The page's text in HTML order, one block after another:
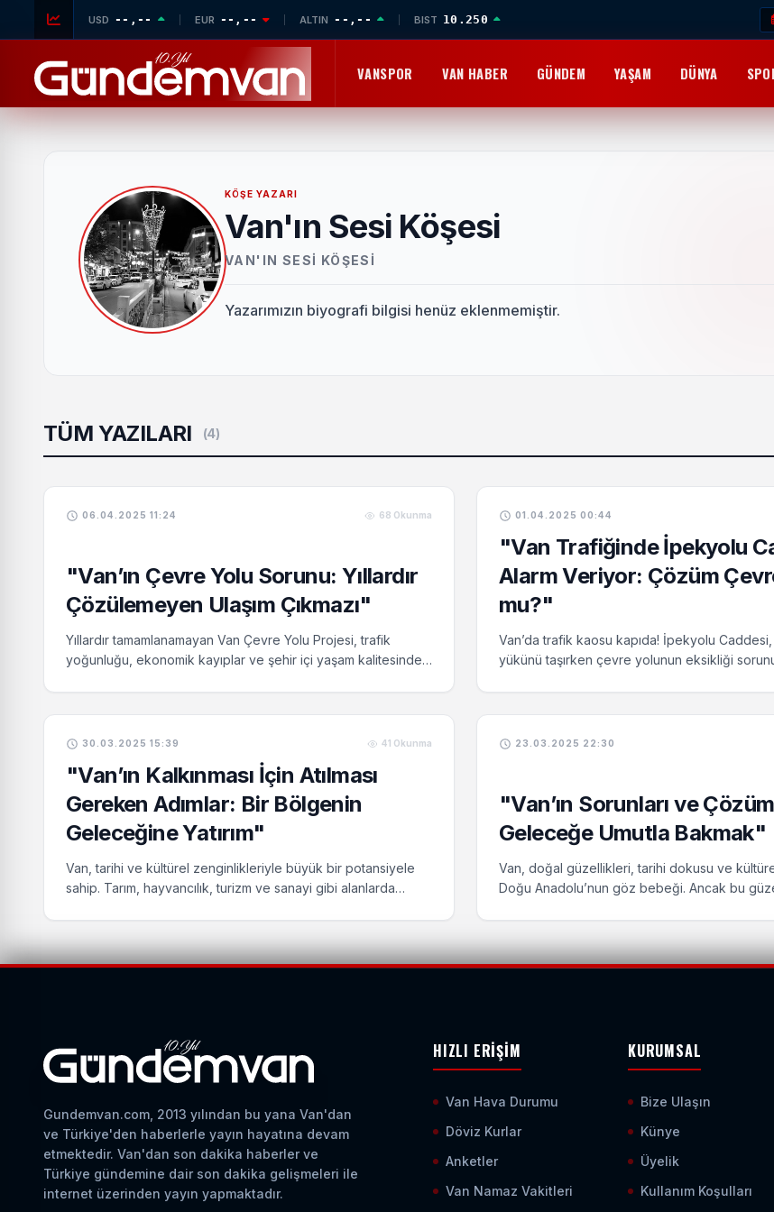
USD --,-- EUR --,-- ALTIN --,-- BIST 10.250
VANSPOR VAN HABER GÜNDEM YAŞAM DÜNYA
KÖŞE YAZARI
Van'ın Sesi Köşesi
VAN'IN SESI KÖŞESI
Yazarımızın biyografi bilgisi henüz eklenmemiştir.
TÜM YAZILARI (4)
06.04.2025 11:24 68 Okunma
"Van’ın Çevre Yolu Sorunu: Yıllardır
Çözülemeyen Ulaşım Çıkmazı"
Yıllardır tamamlanamayan Van Çevre Yolu Projesi, trafik
yoğunluğu, ekonomik kayıplar ve şehir içi yaşam kalitesinde
01.04.2025 00:44
"Van Trafiğinde İpekyolu
Alarm Veriyor: Çözüm
mu?"
Van’da trafik kaosu kapıda! İpekyolu
yükünü taşırken çevre yolunun eksikliği
30.03.2025 15:39 41 Okunma
"Van’ın Kalkınması İçin Atılması
Gereken Adımlar: Bir Bölgenin
Geleceğine Yatırım"
Van, tarihi ve kültürel zenginlikleriyle büyük bir potansiyele
sahip. Tarım, hayvancılık, turizm ve sanayi gibi alanlarda
turizmin güçlendirilmesiyle, Van hem ekonomik hem de sosyal
anlamda gelişebilir.
23.03.2025 22:30
"Van’ın Sorunları ve
Geleceğe Umutla Bakmak"
Van, doğal güzellikleri, tarihi dokusu ve
Doğu Anadolu’nun göz bebeği. Ancak bu güzel
değerlendirilmemesi, Van’ın potansiyelini tam
koyamamasına neden oluyor. Peki, bu
Gundemvan.com, 2013 yılından bu yana Van'dan
ve Türkiye'den haberlerle yayın hayatına devam
etmektedir. Van'dan son dakika haberler ve
Türkiye gündemine dair son dakika gelişmeleri ile
internet üzerinden yayın yapmaktadır.
HIZLI ERIŞIM
Van Hava Durumu
Döviz Kurlar
Anketler
Van Namaz Vakitleri
KURUMSAL
Bize Ulaşın
Künye
Üyelik
Kullanım Koşulları